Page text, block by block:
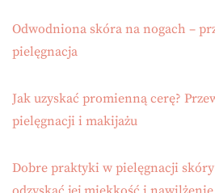
Odwodniona skóra na nogach –
pielęgnacja
Jak uzyskać promienną cerę?
pielęgnacji i makijażu
Dobre praktyki w pielęgnacji